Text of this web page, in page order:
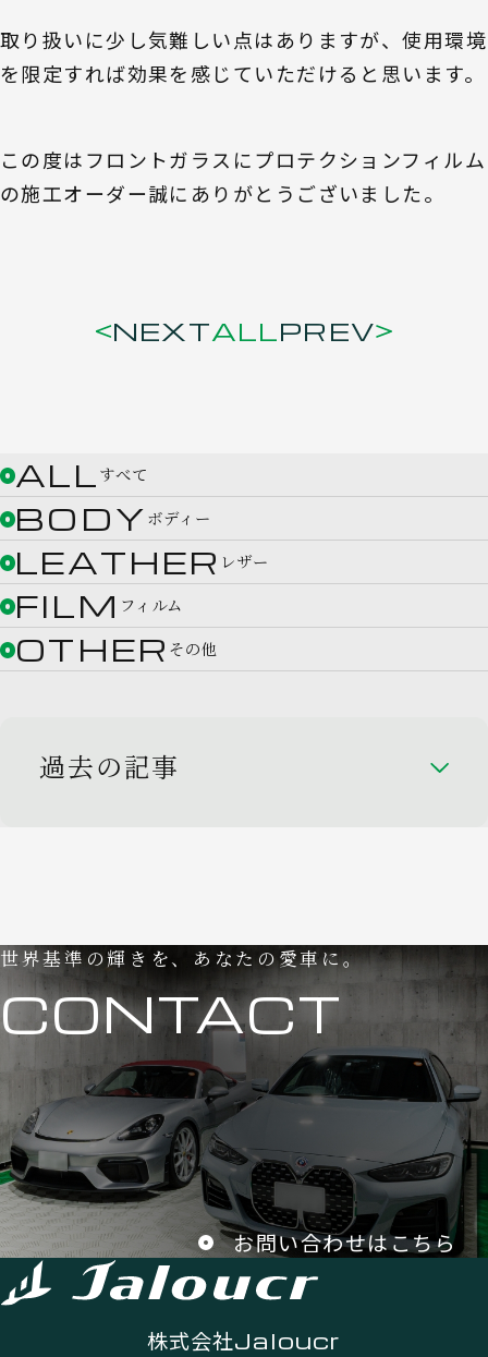
取り扱いに少し気難しい点はありますが、使用環境
を限定すれば効果を感じていただけると思います。
この度はフロントガラスにプロテクションフィルム
の施工オーダー誠にありがとうございました。
NEXTALLPREV
ALL すべて
BODY ボディー
LEATHER レザー
FILM フィルム
OTHER その他
過去の記事
世界基準の輝きを、あなたの愛車に。
CONTACT
お問い合わせはこちら
株式会社Jaloucr